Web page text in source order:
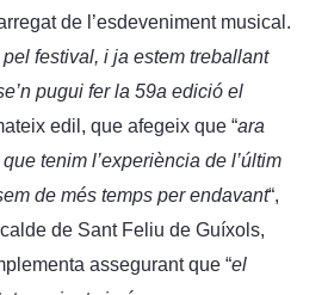
de l’esdeveniment musical.
festival, i ja estem treballant
pugui fer la 59a edició el
edil, que afegeix que “ara
tenim l’experiència de l’últim
de més temps per endavant“,
de Sant Feliu de Guíxols,
assegurant que “el